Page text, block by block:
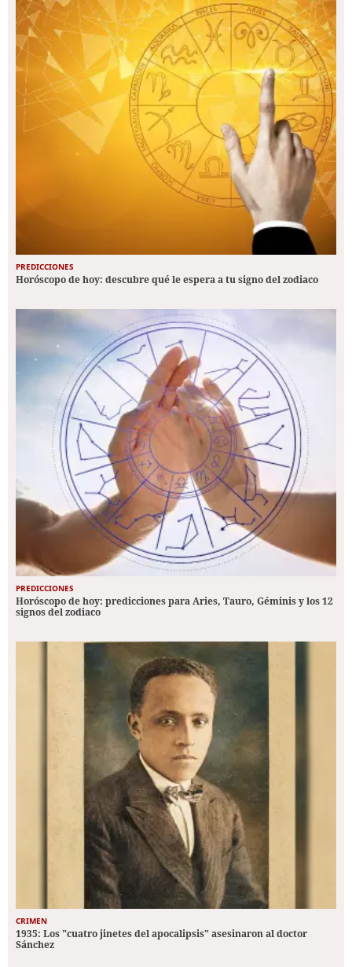
PREDICCIONES
Horóscopo de hoy: descubre qué le espera a tu signo del zodiaco
PREDICCIONES
Horóscopo de hoy: predicciones para Aries, Tauro, Géminis y los 12
signos del zodiaco
CRIMEN
1935: Los "cuatro jinetes del apocalipsis" asesinaron al doctor
Sánchez